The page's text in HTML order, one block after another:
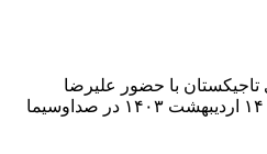
با حضور علیرضا
شریفی معاون توسعه و فناوری رسانه، محسن برمهانی معاون سیما، عباس محمدنژاد مدیرکل امور بین‌الملل صداوسیما و رایزن فرهنگی تاجیکستان در ایران، یکشنبه شب ۱۴ اردیبهشت‌ ۱۴۰۳ در صداوسیما